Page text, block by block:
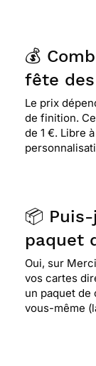
💰
fête
Le prix
de finition.
de 1 €. Libre
📦
paquet
Oui, sur
vos cartes
un paquet de
vous-même